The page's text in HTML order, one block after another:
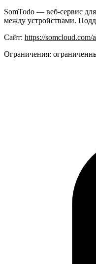
SomTodo — веб-сервис
между устройствами.
Сайт: https://somcloud.com/
Ограничения: